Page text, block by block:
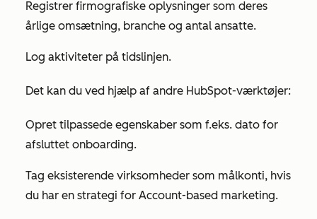
Registrer firmografiske oplysninger som deres
årlige omsætning, branche og antal ansatte.
Log aktiviteter på tidslinjen.
Det kan du ved hjælp af andre HubSpot-værktøjer:
Opret tilpassede egenskaber som f.eks. dato for
afsluttet onboarding.
Tag eksisterende virksomheder som målkonti, hvis
du har en strategi for Account-based marketing.